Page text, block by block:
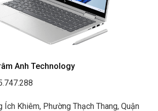
Anh Technology
Ích Khiêm, Phường Thạch Thang, Quận